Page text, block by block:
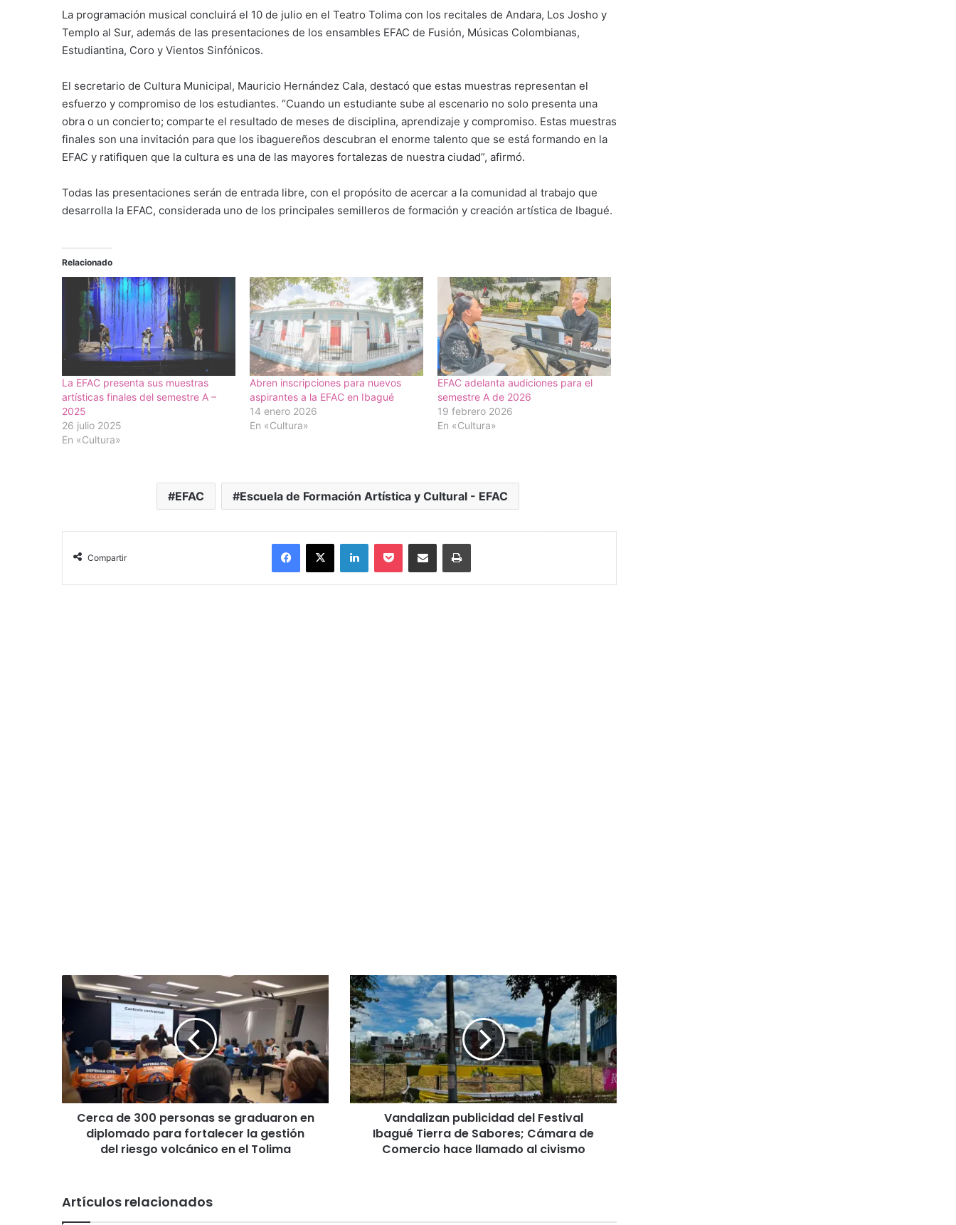
La programación musical concluirá el 10 de julio en el Teatro Tolima con los recitales de Andara, Los Josho y
Templo al Sur, además de las presentaciones de los ensambles EFAC de Fusión, Músicas Colombianas,
Estudiantina, Coro y Vientos Sinfónicos.
El secretario de Cultura Municipal, Mauricio Hernández Cala, destacó que estas muestras representan el
esfuerzo y compromiso de los estudiantes. “Cuando un estudiante sube al escenario no solo presenta una
obra o un concierto; comparte el resultado de meses de disciplina, aprendizaje y compromiso. Estas muestras
finales son una invitación para que los ibaguereños descubran el enorme talento que se está formando en la
EFAC y ratifiquen que la cultura es una de las mayores fortalezas de nuestra ciudad”, afirmó.
Todas las presentaciones serán de entrada libre, con el propósito de acercar a la comunidad al trabajo que
desarrolla la EFAC, considerada uno de los principales semilleros de formación y creación artística de Ibagué.
Relacionado
La EFAC presenta sus muestras
artísticas finales del semestre A –
2025
26 julio 2025
En «Cultura»
Abren inscripciones para nuevos
aspirantes a la EFAC en Ibagué
14 enero 2026
En «Cultura»
EFAC adelanta audiciones para el
semestre A de 2026
19 febrero 2026
En «Cultura»
EFAC Escuela de Formación Artística y Cultural - EFAC
Compartir
e
c
a
d
0
n
a
Cerca de 300 personas se graduaron en
diplomado para fortalecer la gestión
del riesgo volcánico en el Tolima
V
a
n
d
a
l
i
z
a
i
Vandalizan publicidad del Festival
Ibagué Tierra de Sabores; Cámara de
Comercio hace llamado al civismo
Artículos relacionados